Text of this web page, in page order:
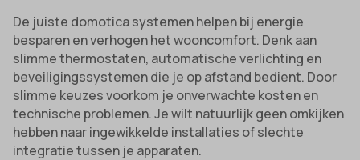
De juiste domotica systemen helpen bij energie
besparen en verhogen het wooncomfort. Denk aan
slimme thermostaten, automatische verlichting en
beveiligingssystemen die je op afstand bedient. Door
slimme keuzes voorkom je onverwachte kosten en
technische problemen. Je wilt natuurlijk geen omkijken
hebben naar ingewikkelde installaties of slechte
integratie tussen je apparaten.